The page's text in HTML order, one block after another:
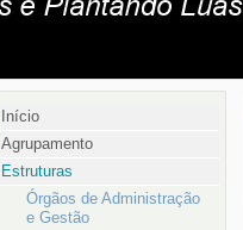
Início
Agrupamento
Estruturas
Órgãos de Administração
e Gestão